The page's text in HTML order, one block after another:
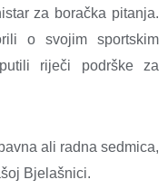
za boračka pitanja.
o svojim sportskim
riječi podrške za
ali radna sedmica,
Bjelašnici.